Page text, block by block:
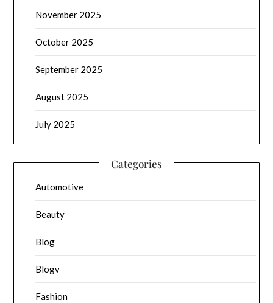
November 2025
October 2025
September 2025
August 2025
July 2025
Categories
Automotive
Beauty
Blog
Blogv
Fashion